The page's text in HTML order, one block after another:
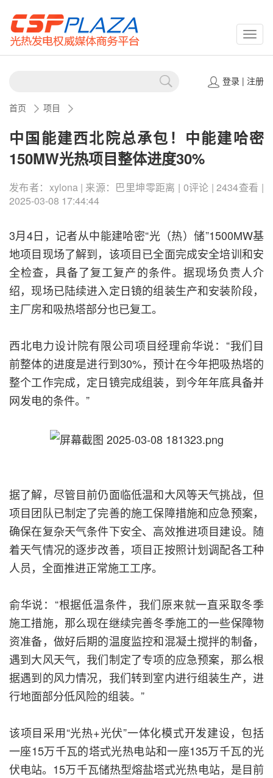
登录| 注册
首页 项目
中国能建西北院总承包！中能建哈密
150MW光热项目整体进度30%
发布者：xylona | 来源：巴里坤零距离 | 0评论 | 2434查看 |
2025-03-08 17:44:44
3月4日，记者从中能建哈密“光（热）储”1500MW基
地项目现场了解到，该项目已全面完成安全培训和安
全检查，具备了复工复产的条件。据现场负责人介
绍，现场已陆续进入定日镜的组装生产和安装阶段，
主厂房和吸热塔部分也已复工。
西北电力设计院有限公司项目经理俞华说：“我们目
前整体的进度是进行到30%，预计在今年把吸热塔的
整个工作完成，定日镜完成组装，到今年年底具备并
网发电的条件。”
据了解，尽管目前仍面临低温和大风等天气挑战，但
项目团队已制定了完善的施工保障措施和应急预案，
确保在复杂天气条件下安全、高效推进项目建设。随
着天气情况的逐步改善，项目正按照计划调配各工种
人员，全面推进正常施工工序。
俞华说：“根据低温条件，我们原来就一直采取冬季
施工措施，那么现在继续完善冬季施工的一些保障物
资准备，做好后期的温度监控和混凝土搅拌的制备，
遇到大风天气，我们制定了专项的应急预案，那么根
据遇到的风力情况，我们转到室内进行组装生产，进
行地面部分低风险的组装。”
该项目采用“光热+光伏”一体化模式开发建设，包括
一座15万千瓦的塔式光热电站和一座135万千瓦的光
伏电站。15万千瓦储热型熔盐塔式光热电站，是目前